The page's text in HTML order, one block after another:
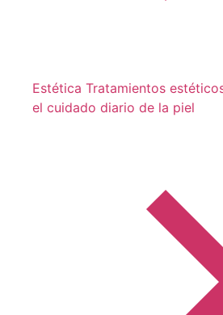
Estética Tratamientos
el cuidado diario de la piel